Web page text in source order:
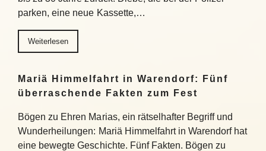
parken, eine neue Kassette,…
Weiterlesen
Mariä Himmelfahrt in Warendorf: Fünf
überraschende Fakten zum Fest
Bögen zu Ehren Marias, ein rätselhafter Begriff und
Wunderheilungen: Mariä Himmelfahrt in Warendorf hat
eine bewegte Geschichte. Fünf Fakten. Bögen zu